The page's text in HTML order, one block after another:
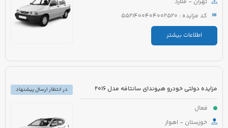
کد مزایده : 5521400404002520
اطلاعات بیشتر
مزایده دولتی خودرو هیوندای سانتافه مدل 2016
فعال
خوزستان - اهواز
در انتظار ارسال پیشنهاد